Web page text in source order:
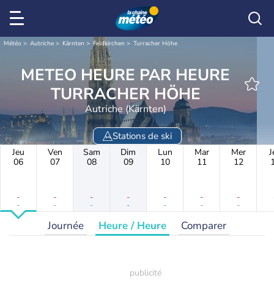
Météo Autriche Kärnten Feldkirchen Turracher Höhe
METEO HEURE PAR HEURE
TURRACHER HÖHE
Autriche (Kärnten)
Stations de ski
Jeu
06
-
-
Ven
07
-
-
Sam
08
-
-
Dim
09
-
-
Lun
10
-
-
Mar
11
-
-
Mer
12
-
-
Journée Heure / Heure Comparer